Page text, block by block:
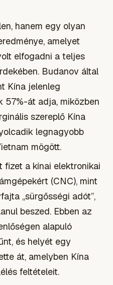
hanem egy olyan
amelyet
elfogadni a teljes
Budanov által
Kína jelenleg
57%-át adja, miközben
szereplő Kína
legnagyobb
mögött.
fizet a kínai elektronikai
(CNC), mint
„sürgősségi adót”,
beszed. Ebben az
alapuló
és helyét egy
át, amelyben Kína
feltételeit.